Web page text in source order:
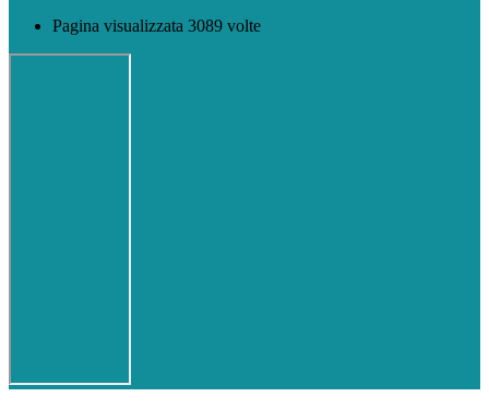
Pagina visualizzata 3089 volte